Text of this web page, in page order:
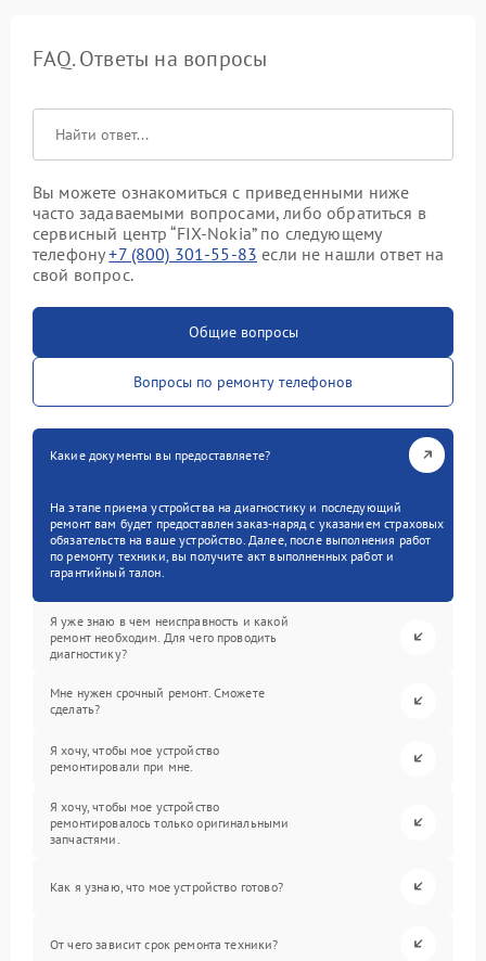
FAQ. Ответы на вопросы
Вы можете ознакомиться с приведенными ниже
часто задаваемыми вопросами, либо обратиться в
сервисный центр “FIX-Nokia” по следующему
телефону+7 (800) 301-55-83 если не нашли ответ на
свой вопрос.
Общие вопросы
Вопросы по ремонту телефонов
Какие документы вы предоставляете?
На этапе приема устройства на диагностику и последующий
ремонт вам будет предоставлен заказ-наряд с указанием страховых
обязательств на ваше устройство. Далее, после выполнения работ
по ремонту техники, вы получите акт выполненных работ и
гарантийный талон.
Я уже знаю в чем неисправность и какой
ремонт необходим. Для чего проводить
диагностику?
Мне нужен срочный ремонт. Сможете
сделать?
Я хочу, чтобы мое устройство
ремонтировали при мне.
Я хочу, чтобы мое устройство
ремонтировалось только оригинальными
запчастями.
Как я узнаю, что мое устройство готово?
От чего зависит срок ремонта техники?